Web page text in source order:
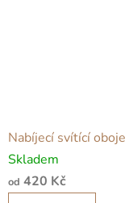
Nabíjecí svítící
Skladem
od 420 Kč